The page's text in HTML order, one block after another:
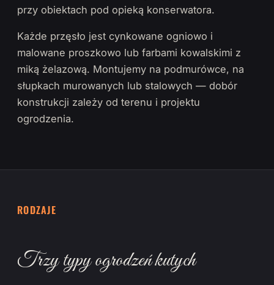
przy obiektach pod opieką konserwatora.
Każde przęsło jest cynkowane ogniowo i
malowane proszkowo lub farbami kowalskimi z
miką żelazową. Montujemy na podmurówce, na
słupkach murowanych lub stalowych — dobór
konstrukcji zależy od terenu i projektu
ogrodzenia.
RODZAJE
Trzy typy ogrodzeń kutych